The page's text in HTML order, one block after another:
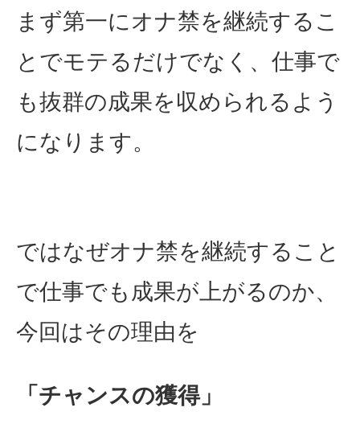
まず第一にオナ禁を継続するこ
とでモテるだけでなく、仕事で
も抜群の成果を収められるよう
になります。
ではなぜオナ禁を継続すること
で仕事でも成果が上がるのか、
今回はその理由を
「チャンスの獲得」